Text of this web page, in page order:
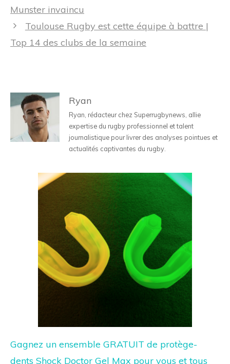
Munster invaincu
Toulouse Rugby est cette équipe à battre |
Top 14 des clubs de la semaine
Ryan
Ryan, rédacteur chez Superrugbynews, allie
expertise du rugby professionnel et talent
journalistique pour livrer des analyses pointues et
actualités captivantes du rugby.
Gagnez un ensemble GRATUIT de protège-
dents Shock Doctor Gel Max pour vous et tous